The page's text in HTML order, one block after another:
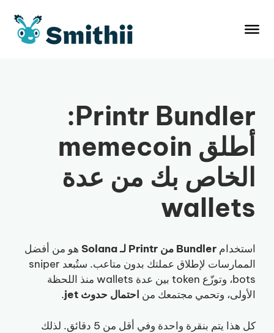
المحتوى
Printr Bundler:
أطلق memecoin
الخاص بك من عدة
wallets
استخدام Bundler من Printr لـ Solana
هو من أفضل
الممارسات لإطلاق عملتك بدون متاعب. ستُبعد sniper
bots، وتوزّع token بين عدة wallets منذ اللحظة
الأولى، وتحمي مجتمعك من احتمال حدوث jet .
كل هذا يتم بنقرة واحدة وفي أقل من 5 دقائق. لذلك